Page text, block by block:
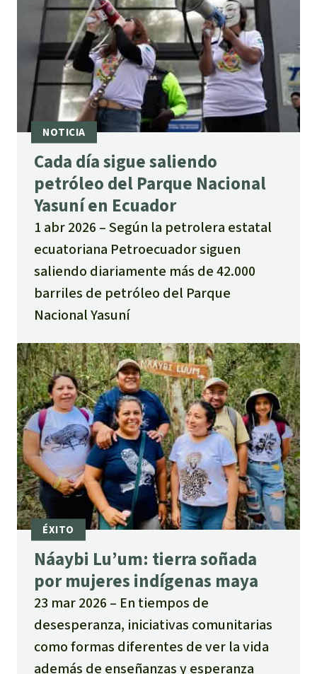
Cada día sigue saliendo
petróleo del Parque Nacional
Yasuní en Ecuador
1 abr 2026
Según la petrolera estatal
ecuatoriana Petroecuador siguen
saliendo diariamente más de 42.000
barriles de petróleo del Parque
Nacional Yasuní
Náaybi Lu’um: tierra soñada
por mujeres indígenas maya
23 mar 2026
En tiempos de
desesperanza, iniciativas comunitarias
como formas diferentes de ver la vida
además de enseñanzas y esperanza